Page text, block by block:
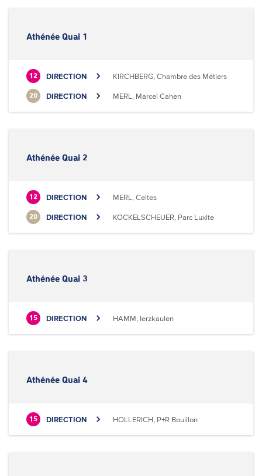
Athénée Quai 1
12 DIRECTION KIRCHBERG, Chambre des Métiers
20 DIRECTION MERL, Marcel Cahen
Athénée Quai 2
12 DIRECTION MERL, Celtes
20 DIRECTION KOCKELSCHEUER, Parc Luxite
Athénée Quai 3
15 DIRECTION HAMM, Ierzkaulen
Athénée Quai 4
15 DIRECTION HOLLERICH, P+R Bouillon